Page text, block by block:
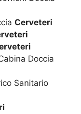
Cerveteri
Doccia
Sanitario